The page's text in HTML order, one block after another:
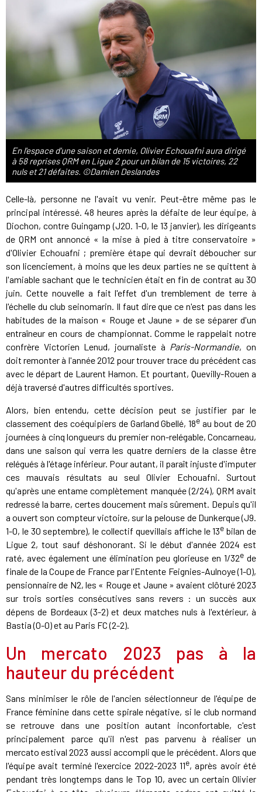
En l'espace d'une saison et demie, Olivier Echouafni aura dirigé
à 58 reprises QRM en Ligue 2 pour un bilan de 15 victoires, 22
nuls et 21 défaites. ©Damien Deslandes
Celle-là, personne ne l'avait vu venir. Peut-être même pas le
principal intéressé. 48 heures après la défaite de leur équipe, à
Diochon, contre Guingamp (J20. 1-0, le 13 janvier), les dirigeants
de QRM ont annoncé « la mise à pied à titre conservatoire »
d'Olivier Echouafni ; première étape qui devrait déboucher sur
son licenciement, à moins que les deux parties ne se quittent à
l'amiable sachant que le technicien était en fin de contrat au 30
juin. Cette nouvelle a fait l'effet d'un tremblement de terre à
l'échelle du club seinomarin. Il faut dire que ce n'est pas dans les
habitudes de la maison « Rouge et Jaune » de se séparer d'un
entraîneur en cours de championnat. Comme le rappelait notre
confrère Victorien Lenud, journaliste à Paris-Normandie, on
doit remonter à l'année 2012 pour trouver trace du précédent cas
avec le départ de Laurent Hamon. Et pourtant, Quevilly-Rouen a
déjà traversé d'autres difficultés sportives.
Alors, bien entendu, cette décision peut se justifier par le
classement des coéquipiers de Garland Gbellé, 18e au bout de 20
journées à cinq longueurs du premier non-relégable, Concarneau,
dans une saison qui verra les quatre derniers de la classe être
relégués à l'étage inférieur. Pour autant, il paraît injuste d'imputer
ces mauvais résultats au seul Olivier Echouafni. Surtout
qu'après une entame complètement manquée (2/24), QRM avait
redressé la barre, certes doucement mais sûrement. Depuis qu'il
a ouvert son compteur victoire, sur la pelouse de Dunkerque (J9.
1-0, le 30 septembre), le collectif quevillais affiche le 13e bilan de
Ligue 2, tout sauf déshonorant. Si le début d'année 2024 est
raté, avec également une élimination peu glorieuse en 1/32e de
finale de la Coupe de France par l'Entente Feignies-Aulnoye (1-0),
pensionnaire de N2, les « Rouge et Jaune » avaient clôturé 2023
sur trois sorties consécutives sans revers : un succès aux
dépens de Bordeaux (3-2) et deux matches nuls à l'extérieur, à
Bastia (0-0) et au Paris FC (2-2).
Un mercato 2023 pas à la
hauteur du précédent
Sans minimiser le rôle de l'ancien sélectionneur de l'équipe de
France féminine dans cette spirale négative, si le club normand
se retrouve dans une position autant inconfortable, c'est
principalement parce qu'il n'est pas parvenu à réaliser un
mercato estival 2023 aussi accompli que le précédent. Alors que
l'équipe avait terminé l'exercice 2022-2023 11e, après avoir été
pendant très longtemps dans le Top 10, avec un certain Olivier